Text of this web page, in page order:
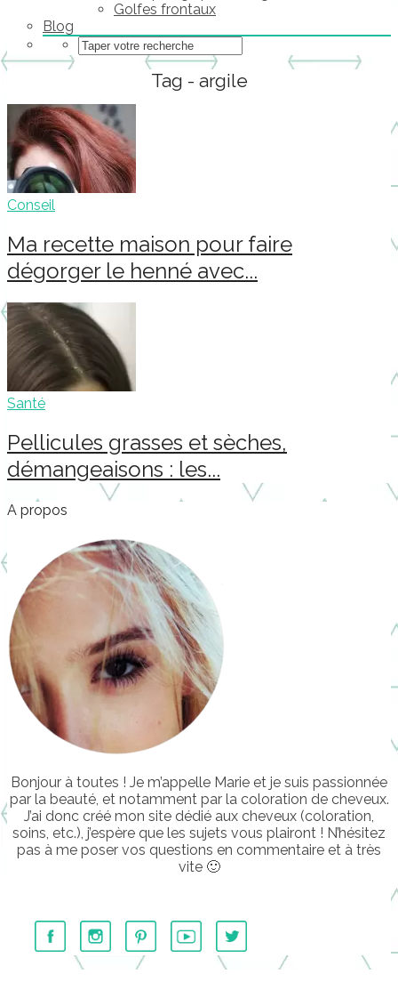
Golfes frontaux
Blog
Tag - argile
Conseil
Ma recette maison pour faire
dégorger le henné avec...
Santé
Pellicules grasses et sèches,
démangeaisons : les...
A propos
Bonjour à toutes ! Je m’appelle Marie et je suis passionnée
par la beauté, et notamment par la coloration de cheveux.
J’ai donc créé mon site dédié aux cheveux (coloration,
soins, etc.), j’espère que les sujets vous plairont ! N’hésitez
pas à me poser vos questions en commentaire et à très
vite 🙂